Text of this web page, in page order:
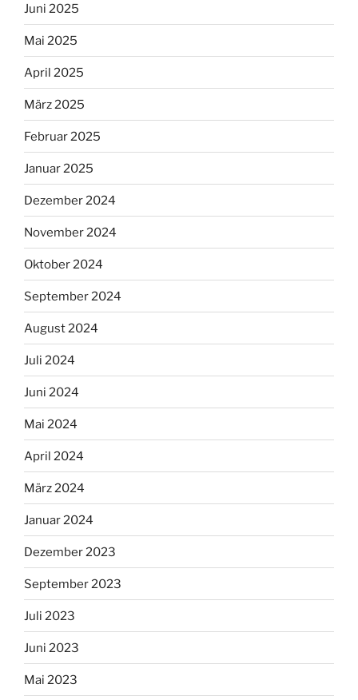
Juni 2025
Mai 2025
April 2025
März 2025
Februar 2025
Januar 2025
Dezember 2024
November 2024
Oktober 2024
September 2024
August 2024
Juli 2024
Juni 2024
Mai 2024
April 2024
März 2024
Januar 2024
Dezember 2023
September 2023
Juli 2023
Juni 2023
Mai 2023